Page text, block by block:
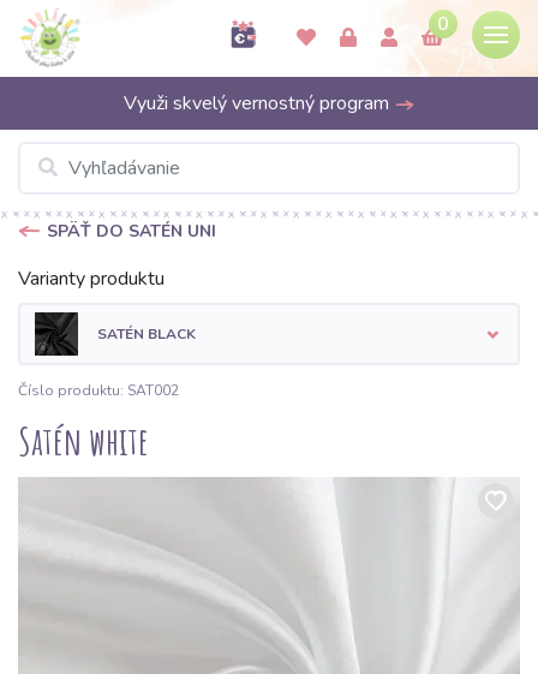
0
Využi skvelý vernostný program
SPÄŤ DO SATÉN UNI
Varianty produktu
SATÉN BLACK
Číslo produktu: SAT002
Satén white